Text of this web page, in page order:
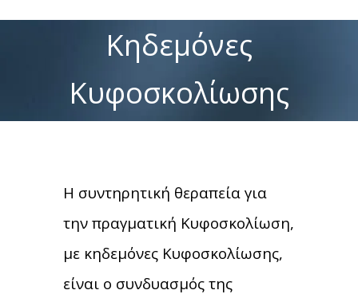
Κηδεμόνες
Κυφοσκολίωσης
Η συντηρητική θεραπεία για
την πραγματική Κυφοσκολίωση,
με κηδεμόνες Κυφοσκολίωσης,
είναι ο συνδυασμός της